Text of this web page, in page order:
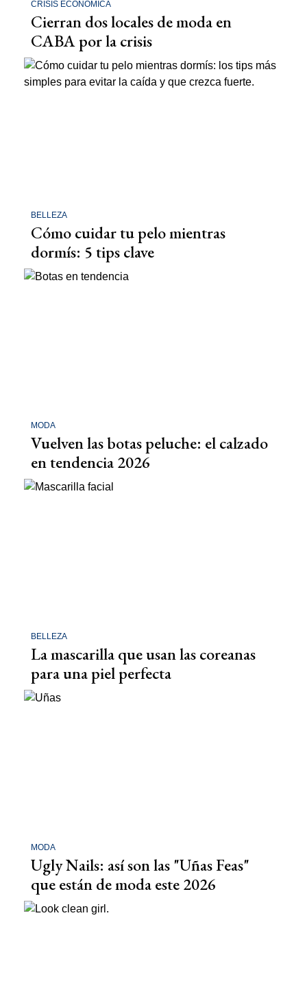
CRISIS ECONÓMICA
Cierran dos locales de moda en
CABA por la crisis
BELLEZA
Cómo cuidar tu pelo mientras
dormís: 5 tips clave
MODA
Vuelven las botas peluche: el calzado
en tendencia 2026
BELLEZA
La mascarilla que usan las coreanas
para una piel perfecta
MODA
Ugly Nails: así son las "Uñas Feas"
que están de moda este 2026